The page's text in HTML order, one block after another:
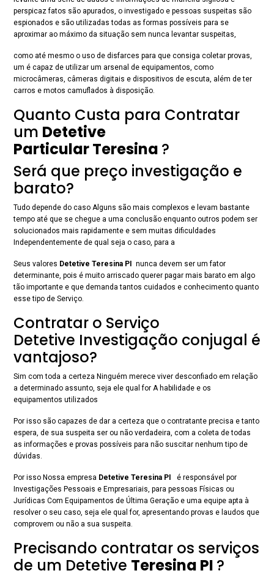
perspicaz fatos são apurados, o investigado e pessoas suspeitas são
espionados e são utilizadas todas as formas possíveis para se
aproximar ao máximo da situação sem nunca levantar suspeitas,
como até mesmo o uso de disfarces para que consiga coletar provas,
um é capaz de utilizar um arsenal de equipamentos, como
microcâmeras, câmeras digitais e dispositivos de escuta, além de ter
carros e motos camuflados à disposição.
Quanto Custa para Contratar
um Detetive
Particular Teresina ?
Será que preço investigação e
barato?
Tudo depende do caso Alguns são mais complexos e levam bastante
tempo até que se chegue a uma conclusão enquanto outros podem ser
solucionados mais rapidamente e sem muitas dificuldades
Independentemente de qual seja o caso, para a
Seus valores Detetive Teresina PI nunca devem ser um fator
determinante, pois é muito arriscado querer pagar mais barato em algo
tão importante e que demanda tantos cuidados e conhecimento quanto
esse tipo de Serviço.
Contratar o Serviço
Detetive Investigação conjugal é
vantajoso?
Sim com toda a certeza Ninguém merece viver desconfiado em relação
a determinado assunto, seja ele qual for A habilidade e os
equipamentos utilizados
Por isso são capazes de dar a certeza que o contratante precisa e tanto
espera, de sua suspeita ser ou não verdadeira, com a coleta de todas
as informações e provas possíveis para não suscitar nenhum tipo de
dúvidas.
Por isso Nossa empresa Detetive Teresina PI
é responsável por
Investigações Pessoais e Empresariais, para pessoas Físicas ou
Jurídicas Com Equipamentos de Última Geração e uma equipe apta à
resolver o seu caso, seja ele qual for, apresentando provas e laudos que
comprovem ou não a sua suspeita.
Precisando contratar os serviços
de um Detetive Teresina PI ?